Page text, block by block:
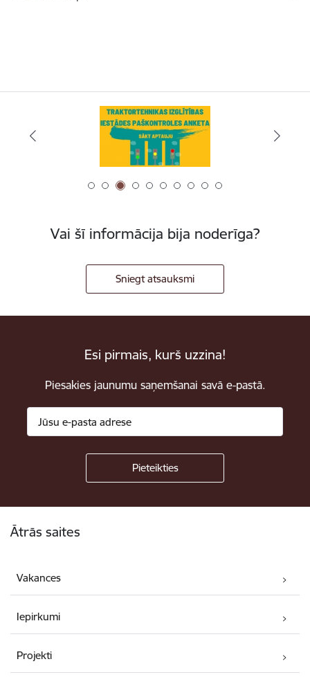
Vai šī informācija bija noderīga?
Sniegt atsauksmi
Esi pirmais, kurš uzzina!
Piesakies jaunumu saņemšanai savā e-pastā.
Ātrās saites
Vakances
Iepirkumi
Projekti